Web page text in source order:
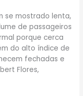
se mostrado lenta,
de passageiros
porque cerca
do alto índice de
fechadas e
Flores,